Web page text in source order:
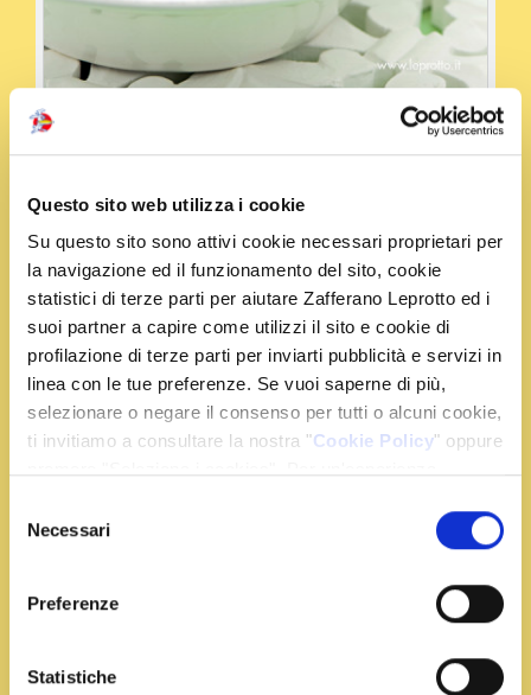
Questo sito web utilizza i cookie
Su questo sito sono attivi cookie necessari proprietari per
la navigazione ed il funzionamento del sito, cookie
statistici di terze parti per aiutare Zafferano Leprotto ed i
suoi partner a capire come utilizzi il sito e cookie di
profilazione di terze parti per inviarti pubblicità e servizi in
linea con le tue preferenze. Se vuoi saperne di più,
selezionare o negare il consenso per tutti o alcuni cookie,
ti invitiamo a consultare la nostra "Cookie Policy" oppure
delNecessari
Preferenze
Statistiche
Condividi la ricetta
Ingredienti
360 g. di gnocchetti sardi
400 g. di spinaci freschi
100 g. di speck
200 g. di pomodorini
2 scalogni
1 bustina di zafferano
sale q.b.